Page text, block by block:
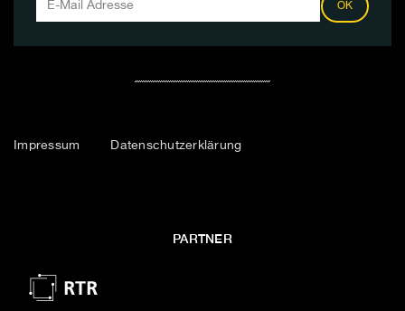
OK
Impressum Datenschutzerklärung
PARTNER